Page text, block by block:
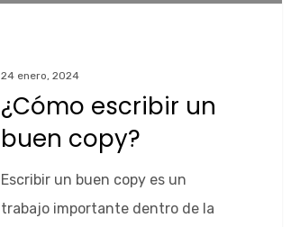
24 enero, 2024
¿Cómo escribir un
buen copy?
Escribir un buen copy es un
trabajo importante dentro de la